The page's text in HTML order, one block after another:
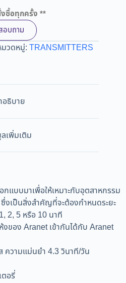
ซื้อทุกครั้ง **
บถาม
วดหมู่: TRANSMITTERS
อธิบาย
เพิ่มเติม
แบบมาเพื่อให้เหมาะกับอุตสาหกรรม
งเป็นสิ่งสำคัญที่จะต้องกำหนดระยะ
2, 5 หรือ 10 นาที
ของ Aranet เข้ากันได้กับ Aranet
ความแม่นยำ 4.3 วินาที/วัน
ตอรี่